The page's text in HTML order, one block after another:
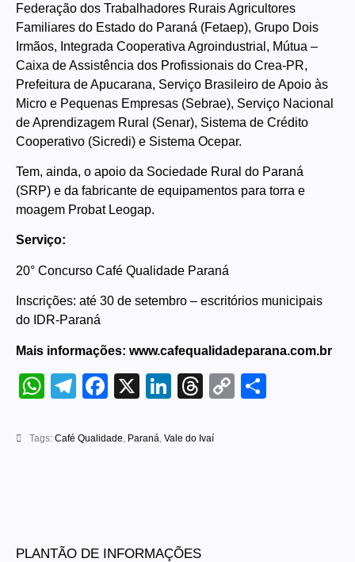
Federação dos Trabalhadores Rurais Agricultores
Familiares do Estado do Paraná (Fetaep), Grupo Dois
Irmãos, Integrada Cooperativa Agroindustrial, Mútua –
Caixa de Assistência dos Profissionais do Crea-PR,
Prefeitura de Apucarana, Serviço Brasileiro de Apoio às
Micro e Pequenas Empresas (Sebrae), Serviço Nacional
de Aprendizagem Rural (Senar), Sistema de Crédito
Cooperativo (Sicredi) e Sistema Ocepar.
Tem, ainda, o apoio da Sociedade Rural do Paraná
(SRP) e da fabricante de equipamentos para torra e
moagem Probat Leogap.
Serviço:
20° Concurso Café Qualidade Paraná
Inscrições: até 30 de setembro – escritórios municipais
do IDR-Paraná
Mais informações: www.cafequalidadeparana.com.br
WhatsApp
Telegram
Facebook
X LinkedIn
Threads
Copy
Tags: Café Qualidade Paraná Vale do Ivaí
PLANTÃO DE INFORMAÇÕES